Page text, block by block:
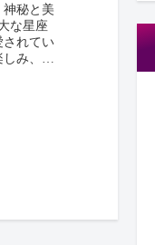
秘と美
な星座
されてい
み、文